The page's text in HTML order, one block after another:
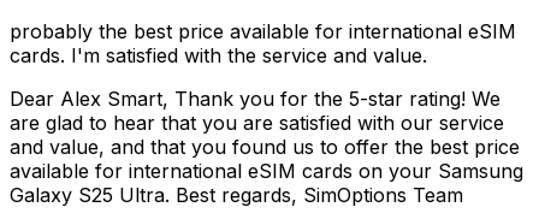
probably the best price available for international eSIM
cards. I'm satisfied with the service and value.
Dear Alex Smart, Thank you for the 5-star rating! We
are glad to hear that you are satisfied with our service
and value, and that you found us to offer the best price
available for international eSIM cards on your Samsung
Galaxy S25 Ultra. Best regards, SimOptions Team